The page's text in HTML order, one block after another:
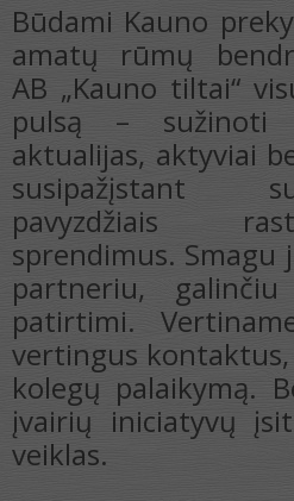
Būdami Kauno
amatų rūmų
AB „Kauno tiltai“
pulsą – sužinoti
aktualijas, aktyviai
susipažįstant
pavyzdžiais
sprendimus. Smagu
partneriu,
patirtimi.
vertingus
kolegų palaikymą.
įvairių iniciatyvų
veiklas.